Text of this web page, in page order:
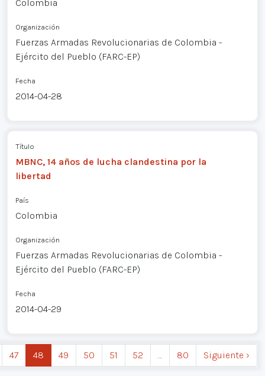
Colombia
Organización
Fuerzas Armadas Revolucionarias de Colombia -
Ejército del Pueblo (FARC-EP)
Fecha
2014-04-28
Título
MBNC, 14 años de lucha clandestina por la
libertad
País
Colombia
Organización
Fuerzas Armadas Revolucionarias de Colombia -
Ejército del Pueblo (FARC-EP)
Fecha
2014-04-29
47 48 49 50 51 52 … 80 Siguiente ›